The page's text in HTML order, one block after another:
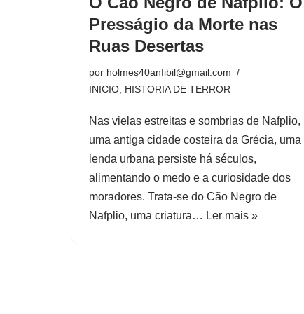
Presságio da Morte nas
Ruas Desertas
por holmes40anfibil@gmail.com
INICIO HISTORIA DE TERROR
Nas vielas estreitas e sombrias de Nafplio,
uma antiga cidade costeira da Grécia, uma
lenda urbana persiste há séculos,
alimentando o medo e a curiosidade dos
moradores. Trata-se do Cão Negro de
Nafplio, uma criatura… Ler mais »